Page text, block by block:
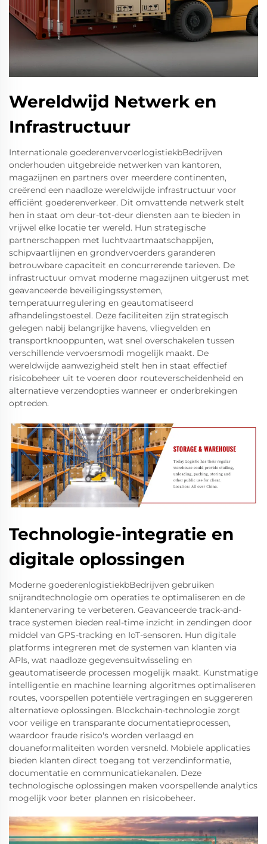
Wereldwijd Netwerk en
Infrastructuur
Internationale goederenvervoerlogistiekbBedrijven
onderhouden uitgebreide netwerken van kantoren,
magazijnen en partners over meerdere continenten,
creërend een naadloze wereldwijde infrastructuur voor
efficiënt goederenverkeer. Dit omvattende netwerk stelt
hen in staat om deur-tot-deur diensten aan te bieden in
vrijwel elke locatie ter wereld. Hun strategische
partnerschappen met luchtvaartmaatschappijen,
schipvaartlijnen en grondvervoerders garanderen
betrouwbare capaciteit en concurrerende tarieven. De
infrastructuur omvat moderne magazijnen uitgerust met
geavanceerde beveiligingssystemen,
temperatuurregulering en geautomatiseerd
afhandelingstoestel. Deze faciliteiten zijn strategisch
gelegen nabij belangrijke havens, vliegvelden en
transportknooppunten, wat snel overschakelen tussen
verschillende vervoersmodi mogelijk maakt. De
wereldwijde aanwezigheid stelt hen in staat effectief
risicobeheer uit te voeren door routeverscheidenheid en
alternatieve verzendopties wanneer er onderbrekingen
optreden.
Technologie-integratie en
digitale oplossingen
Moderne goederenlogistiekbBedrijven gebruiken
snijrandtechnologie om operaties te optimaliseren en de
klantenervaring te verbeteren. Geavanceerde track-and-
trace systemen bieden real-time inzicht in zendingen door
middel van GPS-tracking en IoT-sensoren. Hun digitale
platforms integreren met de systemen van klanten via
APIs, wat naadloze gegevensuitwisseling en
geautomatiseerde processen mogelijk maakt. Kunstmatige
intelligentie en machine learning algoritmes optimaliseren
routes, voorspellen potentiële vertragingen en suggereren
alternatieve oplossingen. Blockchain-technologie zorgt
voor veilige en transparante documentatieprocessen,
waardoor fraude risico's worden verlaagd en
douaneformaliteiten worden versneld. Mobiele applicaties
bieden klanten direct toegang tot verzendinformatie,
documentatie en communicatiekanalen. Deze
technologische oplossingen maken voorspellende analytics
mogelijk voor beter plannen en risicobeheer.